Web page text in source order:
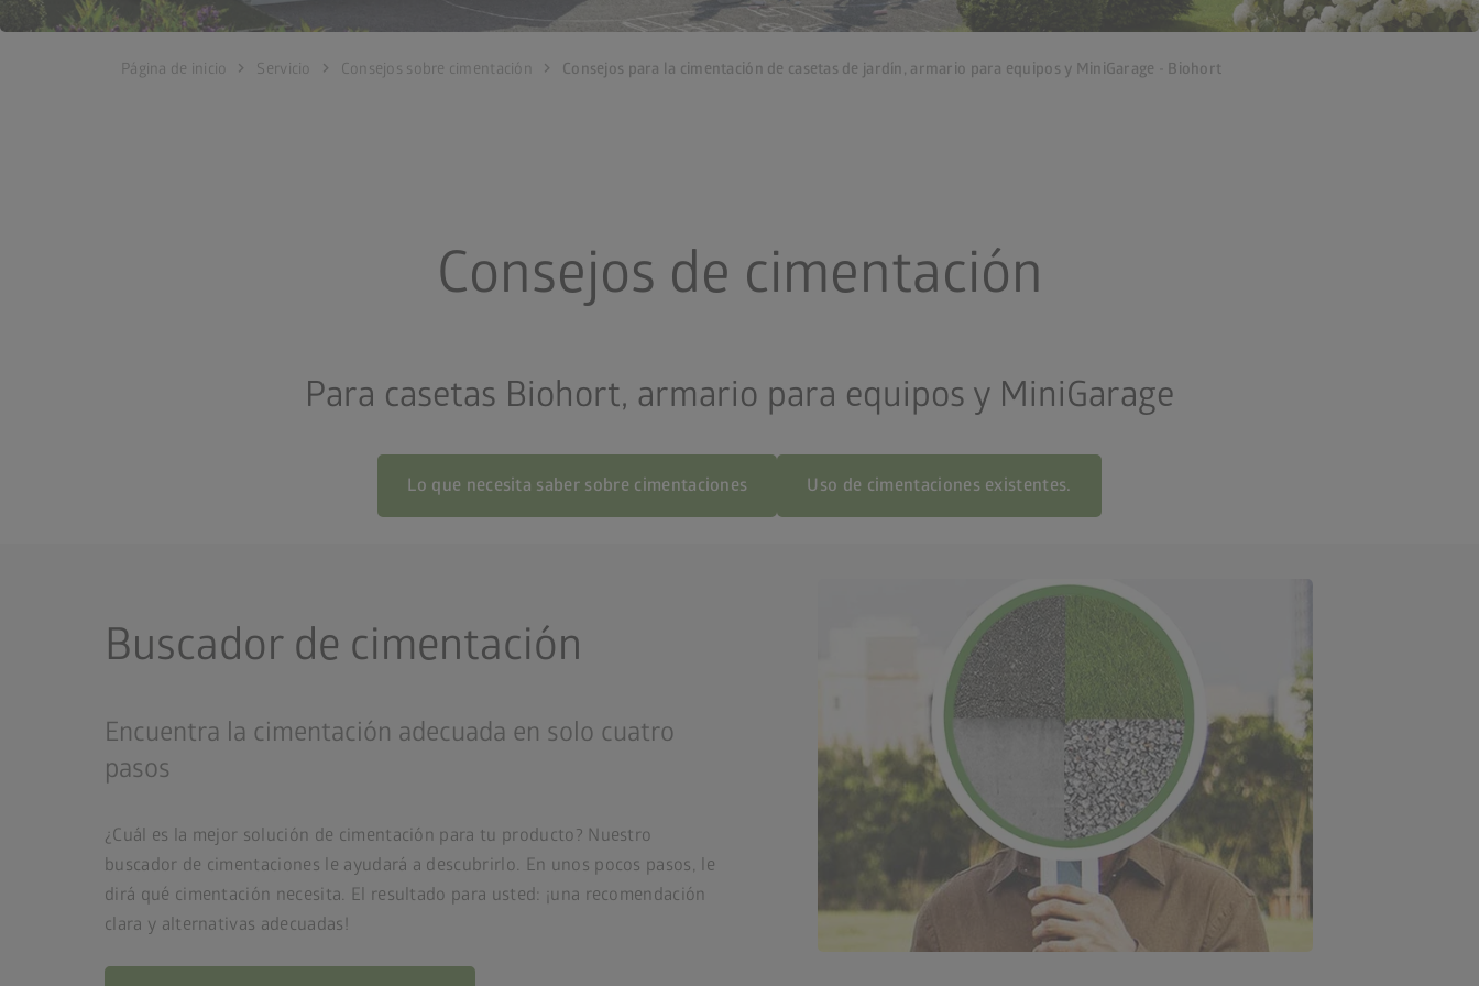
Página de inicio chevron_right Servicio chevron_right Consejos sobre cimentación chevron_right Consejos para la cimentación de casetas de jardín, armario para equipos y MiniGarage - Biohort
Consejos de cimentación
Para casetas Biohort, armario para equipos y MiniGarage
Lo que necesita saber sobre cimentaciones Uso de cimentaciones existentes.
Buscador de cimentación
Encuentra la cimentación adecuada en solo cuatro
pasos
¿Cuál es la mejor solución de cimentación para tu producto? Nuestro
buscador de cimentaciones le ayudará a descubrirlo. En unos pocos pasos, le
dirá qué cimentación necesita. El resultado para usted: ¡una recomendación
clara y alternativas adecuadas!